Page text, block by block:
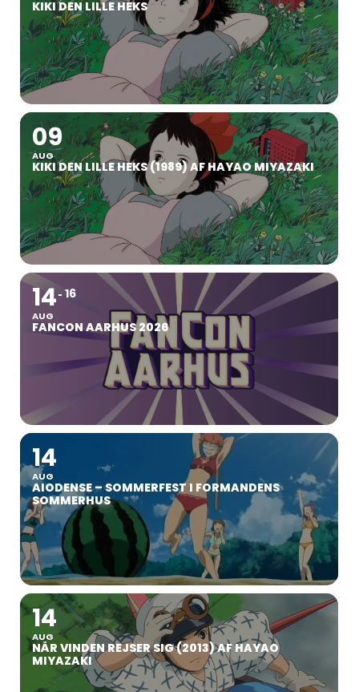
KIKI DEN LILLE HEKS
09
AUG
KIKI DEN LILLE HEKS (1989) AF HAYAO MIYAZAKI
14
AUG
16
FANCON AARHUS 2026
14
AUG
AIODENSE – SOMMERFEST I FORMANDENS
SOMMERHUS
14
AUG
NÅR VINDEN REJSER SIG (2013) AF HAYAO
MIYAZAKI